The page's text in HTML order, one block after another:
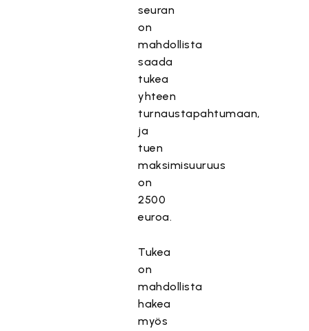
seuran
on
mahdollista
saada
tukea
yhteen
turnaustapahtumaan,
ja
tuen
maksimisuuruus
on
2500
euroa.
Tukea
on
mahdollista
hakea
myös